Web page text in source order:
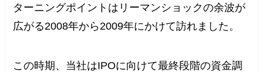
ターニングポイントはリーマンショックの余波が
広がる2008年から2009年にかけて訪れました。
この時期、当社はIPOに向けて最終段階の資金調